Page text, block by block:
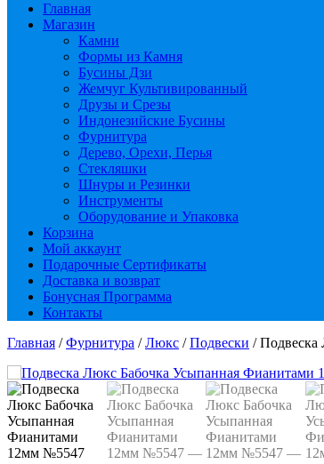
Главная
Магазин
Камни
Формы из Камня
Бусины Дзи
Жемчуг Культивированный
Друзы и Срезы
Индонезийские Бусины
Фурнитура
Дерево, Орехи, Перья
Стекляшки
Шнуры и Резинки
Инструменты
Оборудование и Упаковка
Корзина
Мой аккаунт
Подарочные Сертификаты
Доставка и возврат
Бонусная Программа
Контакты
Главная /Фурнитура /Люкс /Подвески /